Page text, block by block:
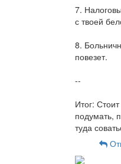
7.
с твоей
8.
повезет.
--
Итог:
подумать,
туда